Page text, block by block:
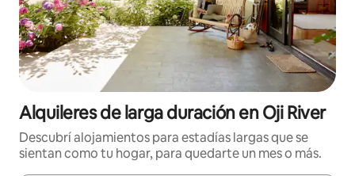
Alquileres de larga duración en Oji River
Descubrí alojamientos para estadías largas que se
sientan como tu hogar, para quedarte un mes o más.